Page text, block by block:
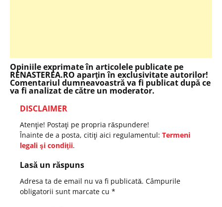
Opiniile exprimate în articolele publicate pe
RENASTEREA.RO aparţin în exclusivitate autorilor!
Comentariul dumneavoastră va fi publicat după ce
va fi analizat de către un moderator.
DISCLAIMER
Atenţie! Postaţi pe propria răspundere!
Înainte de a posta, citiţi aici regulamentul: Termeni
legali şi condiţii.
Lasă un răspuns
Adresa ta de email nu va fi publicată. Câmpurile
obligatorii sunt marcate cu *